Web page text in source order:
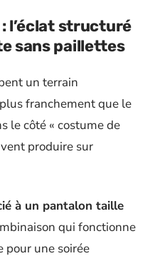
l’éclat structuré
sans paillettes
un terrain
franchement que le
le côté « costume de
produire sur
à un pantalon taille
qui fonctionne
pour une soirée